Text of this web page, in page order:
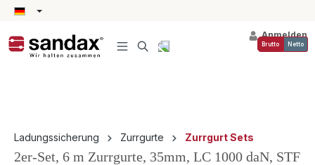
springen
Anmelden
Brutto Netto
Ladungssicherung Zurrgurte Zurrgurt Sets
2er-Set, 6 m Zurrgurte, 35mm, LC 1000 daN, STF